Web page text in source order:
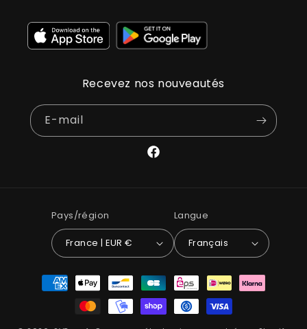
Recevez nos nouveautés
E-mail
Facebook
Pays/région
France | EUR €
Langue
Français
Moyens